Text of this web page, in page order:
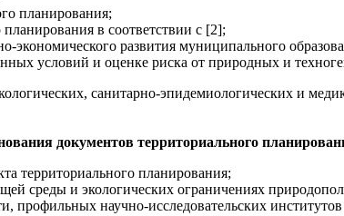
планирования;
в соответствии с [2];
экономического развития муниципального
условий и оценке риска от природных и
санитарно-эпидемиологических и
документов территориального
территориального планирования;
среды и экологических ограничениях
профильных научно-исследовательских